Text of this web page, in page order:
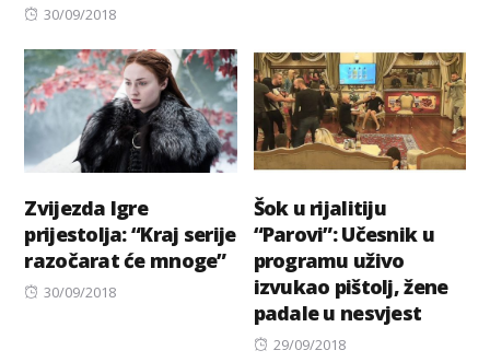
Posted
30/09/2018
Zvijezda Igre
prijestolja: “Kraj serije
razočarat će mnoge”
Posted
30/09/2018
Šok u rijalitiju
“Parovi”: Učesnik u
programu uživo
izvukao pištolj, žene
padale u nesvjest
Posted
29/09/2018